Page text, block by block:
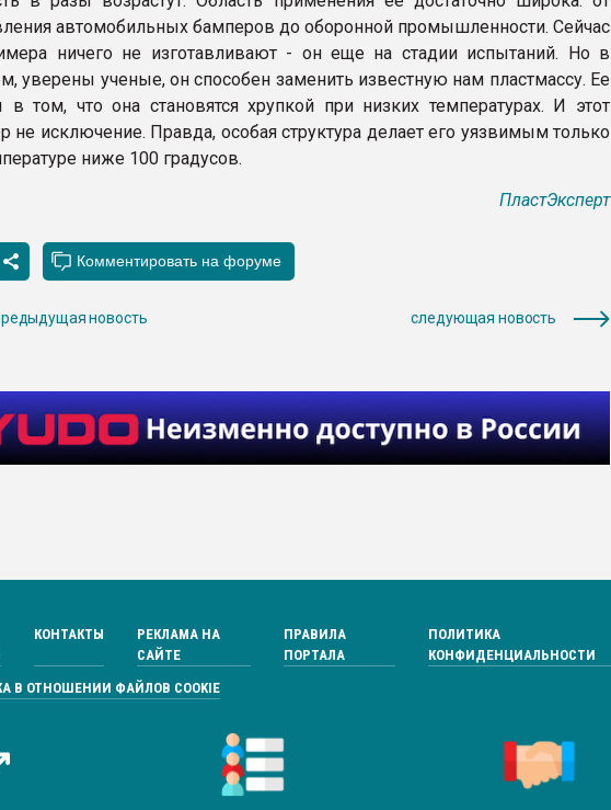
автомобильных бамперов до оборонной промышленности. Сейчас
ничего не изготавливают - он еще на стадии испытаний. Но в
уверены ученые, он способен заменить известную нам пластмассу. Ее
в том, что она становятся хрупкой при низких температурах. И этот
не исключение. Правда, особая структура делает его уязвимым только
ниже 100 градусов.
ПластЭксперт
новость следующая новость
КОНТАКТЫ
РЕКЛАМА НА
САЙТЕ
ПРАВИЛА
ПОРТАЛА
ПОЛИТИКА
КОНФИДЕНЦИАЛЬНОСТИ
В ОТНОШЕНИИ ФАЙЛОВ COOKIE